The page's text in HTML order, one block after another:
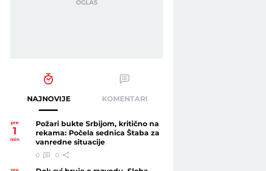
NAJNOVIJE KOMENTARI
pre
1
min
Požari bukte Srbijom, kritično na
rekama: Počela sednica Štaba za
vanredne situacije
0 0